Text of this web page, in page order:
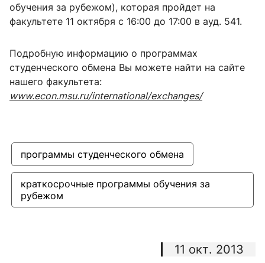
обучения за рубежом), которая пройдет на
факультете 11 октября с 16:00 до 17:00 в ауд. 541.
Подробную информацию о программах
студенческого обмена Вы можете найти на сайте
нашего факультета:
www.econ.msu.ru/international/exchanges/
программы студенческого обмена
краткосрочные программы обучения за
рубежом
11 окт. 2013